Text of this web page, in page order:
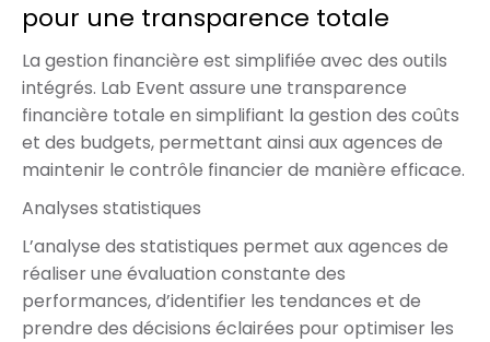
pour une transparence totale
La gestion financière est simplifiée avec des outils
intégrés. Lab Event assure une transparence
financière totale en simplifiant la gestion des coûts
et des budgets, permettant ainsi aux agences de
maintenir le contrôle financier de manière efficace.
Analyses statistiques
L’analyse des statistiques permet aux agences de
réaliser une évaluation constante des
performances, d’identifier les tendances et de
prendre des décisions éclairées pour optimiser les